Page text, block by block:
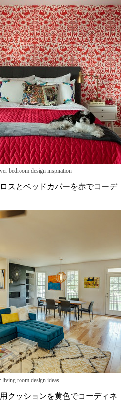
bedroom design inspiration
スとベッドカバーを赤でコーデ
living room design ideas
クッションを黄色でコーディネ